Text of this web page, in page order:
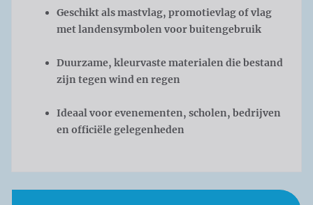
Geschikt als mastvlag, promotievlag of vlag
met landensymbolen voor buitengebruik
Duurzame, kleurvaste materialen die bestand
zijn tegen wind en regen
Ideaal voor evenementen, scholen, bedrijven
en officiële gelegenheden